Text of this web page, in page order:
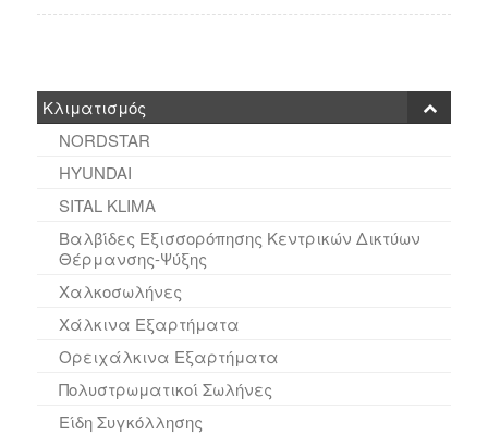
Κλιματισμός
NORDSTAR
HYUNDAI
SITAL KLIMA
Βαλβίδες Εξισσορόπησης Κεντρικών Δικτύων
Θέρμανσης-Ψύξης
Χαλκοσωλήνες
Χάλκινα Εξαρτήματα
Ορειχάλκινα Εξαρτήματα
Πολυστρωματικοί Σωλήνες
Είδη Συγκόλλησης